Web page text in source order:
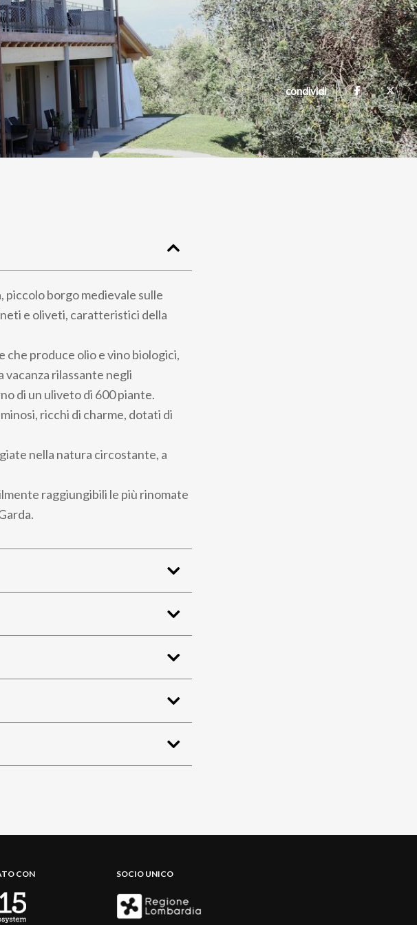
condividi
piccolo borgo medievale sulle
e oliveti, caratteristici della
che produce olio e vino biologici,
rilassante negli
di un uliveto di 600 piante.
ricchi di charme, dotati di
nella natura circostante, a
raggiungibili le più rinomate
CON SOCIO UNICO